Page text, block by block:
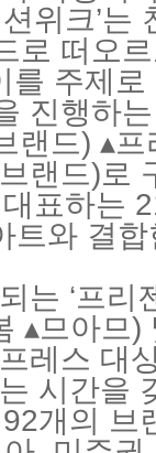
위크’는
로 떠오
를 주제
진행하
랜드) ▴
랜드)로
표하는
트와 결
는 ‘프리
▴므아므
레스 대
시간을
92개의